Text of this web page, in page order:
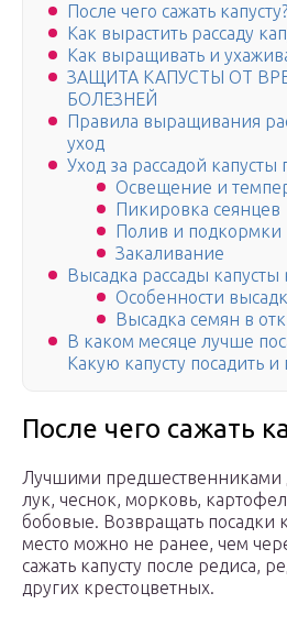
После чего сажать капусту?
Как вырастить рассаду
Как выращивать и
ЗАЩИТА КАПУСТЫ ОТ
БОЛЕЗНЕЙ
Правила выращивания
уход
Уход за рассадой капусты
Освещение и
Пикировка сеянцев
Полив и подкормки
Закаливание
Высадка рассады
Особенности
Высадка семян в
В каком месяце лучше
Какую капусту посадить и
После чего сажать
Лучшими предшественниками
лук, чеснок, морковь,
бобовые. Возвращать посадки
место можно не ранее, чем
сажать капусту после редиса,
других крестоцветных.